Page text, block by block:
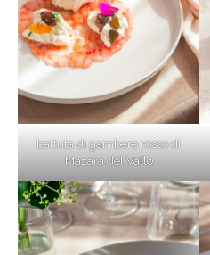
battuta di gambero rosso di
Mazara del Vallo